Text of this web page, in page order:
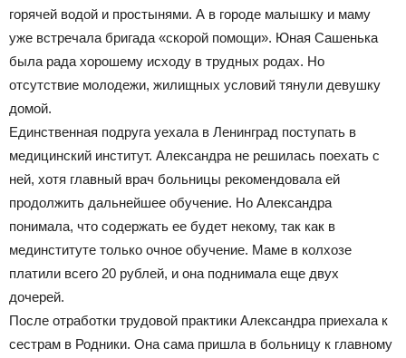
горячей водой и простынями. А в городе малышку и маму
уже встречала бригада «скорой помощи». Юная Сашенька
была рада хорошему исходу в трудных родах. Но
отсутствие молодежи, жилищных условий тянули девушку
домой.
Единственная подруга уехала в Ленинград поступать в
медицинский институт. Александра не решилась поехать с
ней, хотя главный врач больницы рекомендовала ей
продолжить дальнейшее обучение. Но Александра
понимала, что содержать ее будет некому, так как в
мединституте только очное обучение. Маме в колхозе
платили всего 20 рублей, и она поднимала еще двух
дочерей.
После отработки трудовой практики Александра приехала к
сестрам в Родники. Она сама пришла в больницу к главному